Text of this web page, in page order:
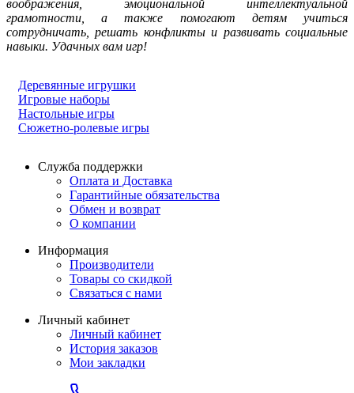
воображения, эмоциональной интеллектуальной
грамотности, а также помогают детям учиться
сотрудничать, решать конфликты и развивать социальные
навыки. Удачных вам игр!
Деревянные игрушки
Игровые наборы
Настольные игры
Сюжетно-ролевые игры
Служба поддержки
Оплата и Доставка
Гарантийные обязательства
Обмен и возврат
О компании
Информация
Производители
Товары со скидкой
Связаться с нами
Личный кабинет
Личный кабинет
История заказов
Мои закладки